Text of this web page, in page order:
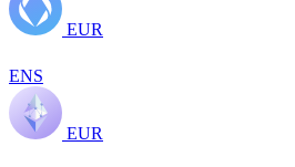
EUR
ENS
EUR